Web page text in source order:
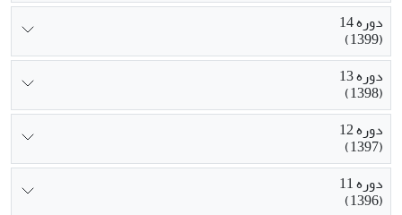
دوره 14
(1399)
دوره 13
(1398)
دوره 12
(1397)
دوره 11
(1396)